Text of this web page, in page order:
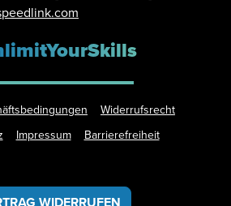
Widerrufsrecht
Impressum Barrierefreiheit